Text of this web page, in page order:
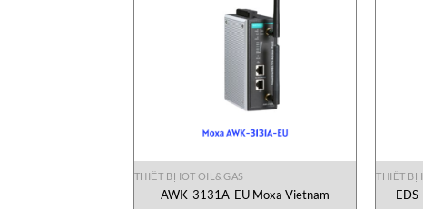
THIẾT BỊ IOT OIL&GAS
AWK-3131A-EU Moxa Vietnam
THIẾT BỊ